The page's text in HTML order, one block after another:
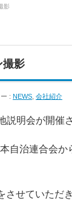
影
撮影
: NEWS 会社紹介
明会が開催
自治連合会
せていただき